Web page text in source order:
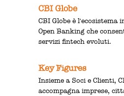
CBI Globe
CBI Globe è l'ecosistema
Open Banking che
servizi fintech evoluti.
Key Figures
Insieme a Soci e Clienti,
accompagna imprese,